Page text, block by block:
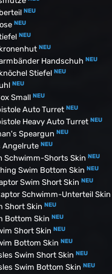
NEU
NEU
NEU
NEU
Handschuh NEU
Stiefel NEU
NEU
Small NEU
Auto Turret NEU
Heavy Auto Turret NEU
Speargun NEU
Angelrute NEU
Schwimm-Shorts Skin NEU
Swim Bottom Skin NEU
Swim Short Skin NEU
Schwimm-Unterteil Skin
Short Skin NEU
Bottom Skin NEU
Short Skin NEU
Bottom Skin NEU
Swim Short Skin NEU
Swim Bottom Skin NEU